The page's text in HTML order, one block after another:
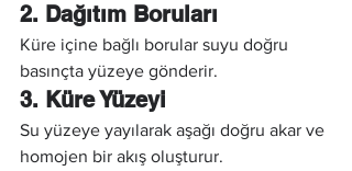
2. Dağıtım Boruları
Küre içine bağlı borular suyu doğru
basınçta yüzeye gönderir.
3. Küre Yüzeyi
Su yüzeye yayılarak aşağı doğru akar ve
homojen bir akış oluşturur.